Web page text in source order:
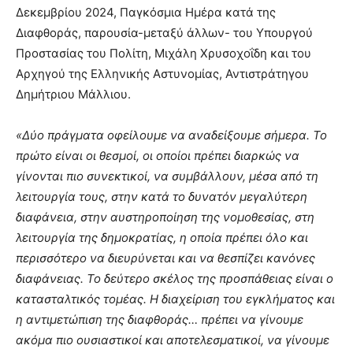
Δεκεμβρίου 2024, Παγκόσμια Ημέρα κατά της
Διαφθοράς, παρουσία-μεταξύ άλλων- του Υπουργού
Προστασίας του Πολίτη, Μιχάλη Χρυσοχοΐδη και του
Αρχηγού της Ελληνικής Αστυνομίας, Αντιστράτηγου
Δημήτριου Μάλλιου.
«Δύο πράγματα οφείλουμε να αναδείξουμε σήμερα. Το
πρώτο είναι οι θεσμοί, οι οποίοι πρέπει διαρκώς να
γίνονται πιο συνεκτικοί, να συμβάλλουν, μέσα από τη
λειτουργία τους, στην κατά το δυνατόν μεγαλύτερη
διαφάνεια, στην αυστηροποίηση της νομοθεσίας, στη
λειτουργία της δημοκρατίας, η οποία πρέπει όλο και
περισσότερο να διευρύνεται και να θεσπίζει κανόνες
διαφάνειας. Το δεύτερο σκέλος της προσπάθειας είναι ο
κατασταλτικός τομέας. Η διαχείριση του εγκλήματος και
η αντιμετώπιση της διαφθοράς… πρέπει να γίνουμε
ακόμα πιο ουσιαστικοί και αποτελεσματικοί, να γίνουμε